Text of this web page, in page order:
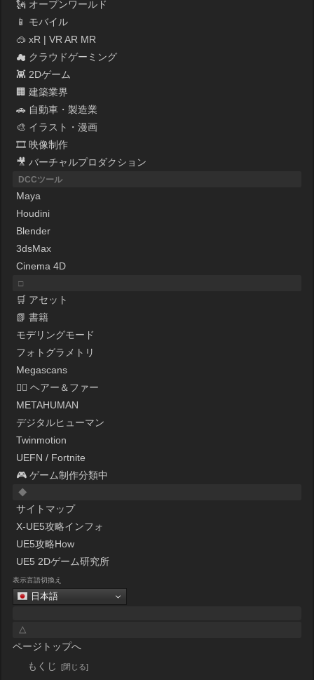
🗽 オープンワールド
📱 モバイル
🥽 xR | VR AR MR
☁ クラウドゲーミング
👾 2Dゲーム
🏢 建築業界
🚗 自動車・製造業
🎨 イラスト・漫画
🎞 映像制作
🎥 バーチャルプロダクション
DCCツール
Maya
Houdini
Blender
3dsMax
Cinema 4D
□
🛒 アセット
📗 書籍
モデリングモード
フォトグラメトリ
Megascans
💇‍♀️ ヘアー＆ファー
METAHUMAN
デジタルヒューマン
Twinmotion
UEFN / Fortnite
🎮 ゲーム制作分類中
◆
サイトマップ
X-UE5攻略インフォ
UE5攻略How
UE5 2Dゲーム研究所
表示言語切換え
日本語
△
ページトップへ
もくじ